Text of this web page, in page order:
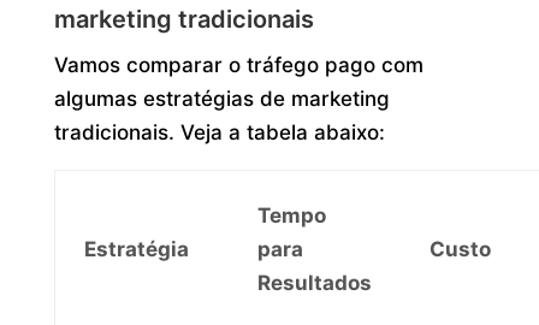
marketing tradicionais
Vamos comparar o tráfego pago com
algumas estratégias de marketing
tradicionais. Veja a tabela abaixo:
Estratégia
Tempo
para
Resultados
Custo